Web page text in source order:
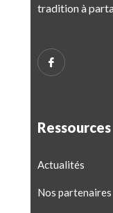
tradition à
Ressources
Actualités
Nos partenaires